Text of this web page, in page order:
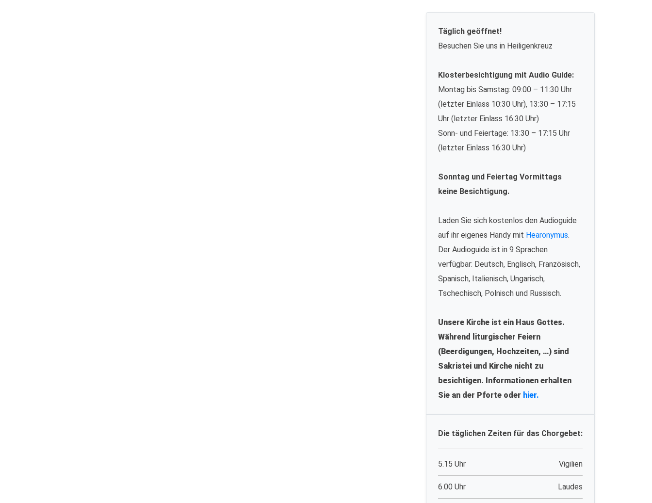
Täglich geöffnet!
Besuchen Sie uns in Heiligenkreuz
Klosterbesichtigung mit Audio Guide:
Montag bis Samstag: 09:00 – 11:30 Uhr
(letzter Einlass 10:30 Uhr), 13:30 – 17:15
Uhr (letzter Einlass 16:30 Uhr)
Sonn- und Feiertage: 13:30 – 17:15 Uhr
(letzter Einlass 16:30 Uhr)
Sonntag und Feiertag Vormittags
keine Besichtigung.
Laden Sie sich kostenlos den Audioguide
auf ihr eigenes Handy mit Hearonymus.
Der Audioguide ist in 9 Sprachen
verfügbar: Deutsch, Englisch, Französisch,
Spanisch, Italienisch, Ungarisch,
Tschechisch, Polnisch und Russisch.
Unsere Kirche ist ein Haus Gottes.
Während liturgischer Feiern
(Beerdigungen, Hochzeiten, …) sind
Sakristei und Kirche nicht zu
besichtigen. Informationen erhalten
Sie an der Pforte oder hier.
Die täglichen Zeiten für das Chorgebet:
5.15 Uhr Vigilien
6.00 Uhr Laudes